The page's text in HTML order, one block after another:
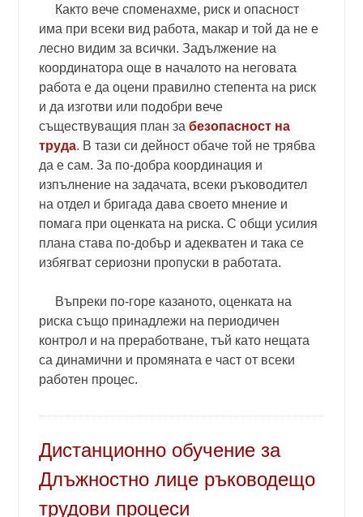
Както вече споменахме, риск и опасност
има при всеки вид работа, макар и той да не е
лесно видим за всички. Задължение на
координатора още в началото на неговата
работа е да оцени правилно степента на риск
и да изготви или подобри вече
съществуващия план за безопасност на
труда. В тази си дейност обаче той не трябва
да е сам. За по-добра координация и
изпълнение на задачата, всеки ръководител
на отдел и бригада дава своето мнение и
помага при оценката на риска. С общи усилия
плана става по-добър и адекватен и така се
избягват сериозни пропуски в работата.
Въпреки по-горе казаното, оценката на
риска също принадлежи на периодичен
контрол и на преработване, тъй като нещата
са динамични и промяната е част от всеки
работен процес.
Дистанционно обучение за
Длъжностно лице ръководещо
трудови процеси